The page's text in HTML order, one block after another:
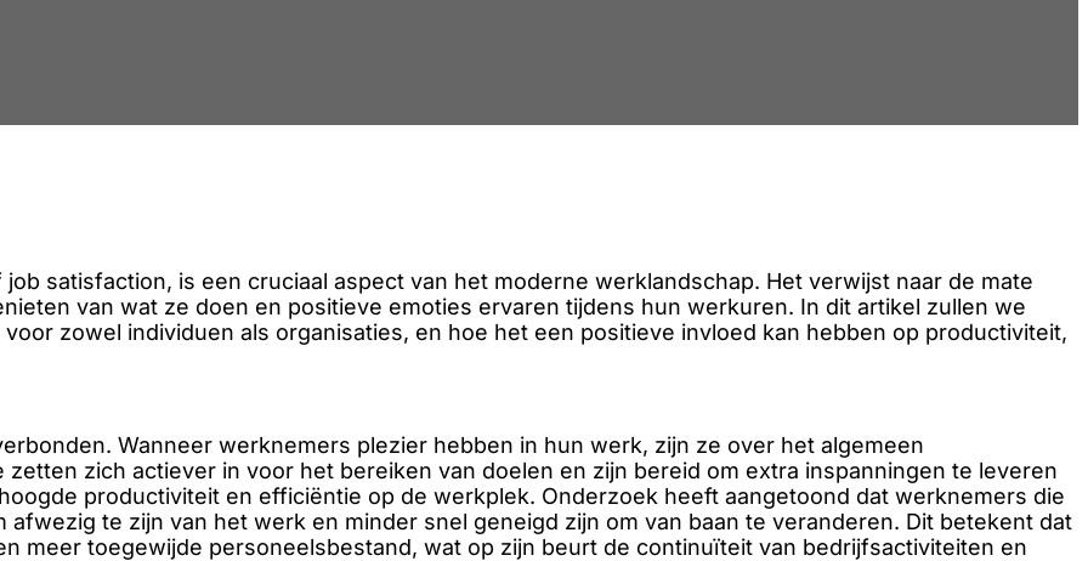
satisfaction, is een cruciaal aspect van het moderne werklandschap. Het verwijst naar de mate
van wat ze doen en positieve emoties ervaren tijdens hun werkuren. In dit artikel zullen we
zowel individuen als organisaties, en hoe het een positieve invloed kan hebben op productiviteit,
Wanneer werknemers plezier hebben in hun werk, zijn ze over het algemeen
zich actiever in voor het bereiken van doelen en zijn bereid om extra inspanningen te leveren
productiviteit en efficiëntie op de werkplek. Onderzoek heeft aangetoond dat werknemers die
te zijn van het werk en minder snel geneigd zijn om van baan te veranderen. Dit betekent dat
meer toegewijde personeelsbestand, wat op zijn beurt de continuïteit van bedrijfsactiviteiten en